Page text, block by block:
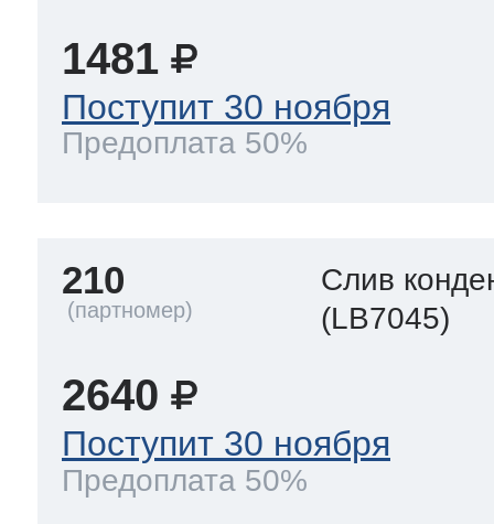
1481
Поступит 30 ноября
Предоплата 50%
210
Слив
(LB7045)
2640
Поступит 30 ноября
Предоплата 50%